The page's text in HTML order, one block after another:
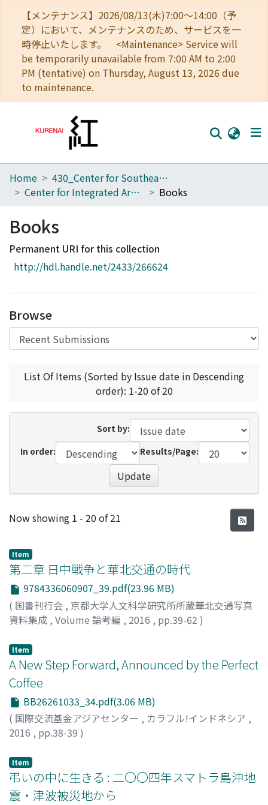
【メンテナンス】2026/08/13(木)7:00～14:00（予
定）において、メンテナンスのため、サービスを一
時停止いたします。 <Maintenance> Service will
be temporarily unavailable from 7:00 AM to 2:00
PM (tentative) on Thursday, August 13, 2026 due
to maintenance.
Home
Browse
Download Ranking
Access Statistics
Home
430_Center for Southeast Asian Studies
Center for Integrated Area Studies
Books
Books
Permanent URI for this collection
http://hdl.handle.net/2433/266624
Browse
List Of Items (Sorted by Issue date in Descending
order): 1-20 of 20
Sort by:
In order:
Results/Page:
Update
Recent Submissions
Now showing 1 - 20 of 21
Item
第二章 日中戦争と華北交通の時代
9784336060907_39.pdf(23.96 MB)
( 国書刊行会 , 京都大学人文科学研究所所蔵華北交通写真
資料集成 , Volume 論考編 , 2016 , pp.39-62 )
Item
A New Step Forward, Announced by the Perfect
Coffee
BB26261033_34.pdf(3.06 MB)
( 国際交流基金アジアセンター , カラフル!インドネシア ,
2016 , pp.38-39 )
Item
弔いの中に生きる : 二〇〇四年スマトラ島沖地
震・津波被災地から